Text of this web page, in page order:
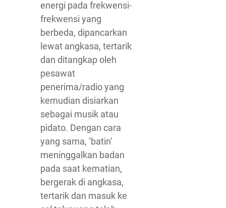
energi pada frekwensi-
frekwensi yang
berbeda, dipancarkan
lewat angkasa, tertarik
dan ditangkap oleh
pesawat
penerima/radio yang
kemudian disiarkan
sebagai musik atau
pidato. Dengan cara
yang sama, ‘batin’
meninggalkan badan
pada saat kematian,
bergerak di angkasa,
tertarik dan masuk ke